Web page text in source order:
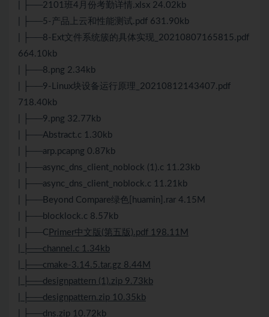
| ├──2101班4月份考勤详情.xlsx 24.02kb
| ├──5-产品上云和性能测试.pdf 631.90kb
| ├──8-Ext文件系统簇的具体实现_20210807165815.pdf
664.10kb
| ├──8.png 2.34kb
| ├──9-Linux块设备运行原理_20210812143407.pdf
718.40kb
| ├──9.png 32.77kb
| ├──Abstract.c 1.30kb
| ├──arp.pcapng 0.87kb
| ├──async_dns_client_noblock (1).c 11.23kb
| ├──async_dns_client_noblock.c 11.21kb
| ├──Beyond Compare绿色[huamin].rar 4.15M
| ├──blocklock.c 8.57kb
| ├──C Primer中文版(第五版).pdf 198.11M
| ├──channel.c 1.34kb
| ├──cmake-3.14.5.tar.gz 8.44M
| ├──designpattern (1).zip 9.73kb
| ├──designpattern.zip 10.35kb
| ├──dns.zip 10.72kb